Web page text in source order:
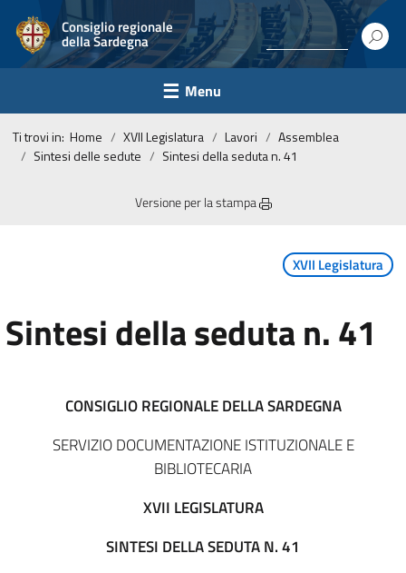
Consiglio regionale
della Sardegna
Menu
Ti trovi in: Home XVII Legislatura Lavori
Assemblea
Sintesi delle sedute
Sintesi della seduta n. 41
Versione per la stampa
XVII Legislatura
Sintesi della seduta n. 41
CONSIGLIO REGIONALE DELLA SARDEGNA
SERVIZIO DOCUMENTAZIONE ISTITUZIONALE E
BIBLIOTECARIA
XVII LEGISLATURA
SINTESI DELLA SEDUTA N. 41